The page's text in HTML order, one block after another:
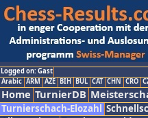
Logged on: Gast
Arabic ARM AZE BIH BUL CAT CHN CRO
Home TurnierDB
Turnierschach-Elozahl